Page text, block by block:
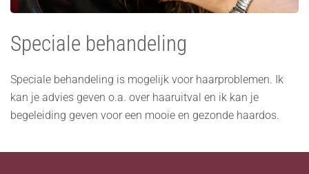
Speciale behandeling
Speciale behandeling is mogelijk voor haarproblemen. Ik
kan je advies geven o.a. over haaruitval en ik kan je
begeleiding geven voor een mooie en gezonde haardos.